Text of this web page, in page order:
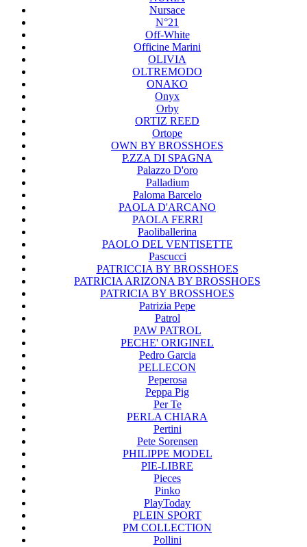
Nursace
N°21
Off-White
Officine Marini
OLIVIA
OLTREMODO
ONAKO
Onyx
Orby
ORTIZ REED
Ortope
OWN BY BROSSHOES
P.ZZA DI SPAGNA
Palazzo D'oro
Palladium
Paloma Barcelo
PAOLA D'ARCANO
PAOLA FERRI
Paoliballerina
PAOLO DEL VENTISETTE
Pascucci
PATRICCIA BY BROSSHOES
PATRICIA ARIZONA BY BROSSHOES
PATRICIA BY BROSSHOES
Patrizia Pepe
Patrol
PAW PATROL
PECHE' ORIGINEL
Pedro Garcia
PELLECON
Peperosa
Peppa Pig
Per Te
PERLA CHIARA
Pertini
Pete Sorensen
PHILIPPE MODEL
PIE-LIBRE
Pieces
Pinko
PlayToday
PLEIN SPORT
PM COLLECTION
Pollini